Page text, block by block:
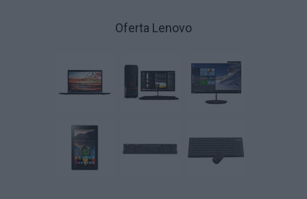
Oferta Lenovo